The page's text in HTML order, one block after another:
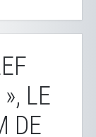
LE
DE